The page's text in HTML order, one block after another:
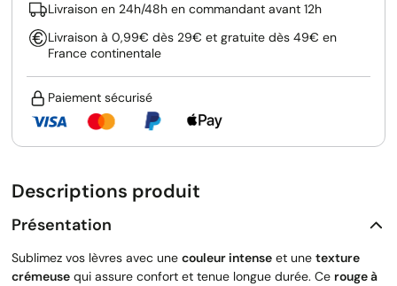
Livraison en 24h/48h en commandant avant 12h
Livraison à 0,99€ dès 29€ et gratuite dès 49€ en
France continentale
Paiement sécurisé
Descriptions produit
Présentation
Sublimez vos lèvres avec une couleur intense et une texture
crémeuse qui assure confort et tenue longue durée. Ce rouge à